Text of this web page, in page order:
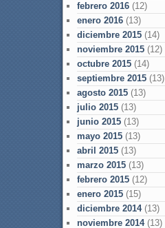
febrero 2016(12)
enero 2016(13)
diciembre 2015(14)
noviembre 2015(12)
octubre 2015(14)
septiembre 2015(13)
agosto 2015(13)
julio 2015(13)
junio 2015(13)
mayo 2015(13)
abril 2015(13)
marzo 2015(13)
febrero 2015(12)
enero 2015(15)
diciembre 2014(13)
noviembre 2014(13)